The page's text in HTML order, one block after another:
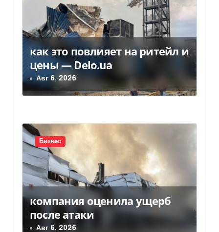
м
как это повлияет на ритейл и
цены — Delo.ua
Авг 6, 2026
Бизнес
компания оценила ущерб
после атаки
Авг 6, 2026